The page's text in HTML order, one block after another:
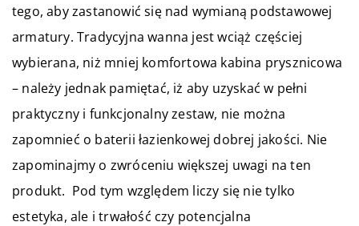
tego, aby zastanowić się nad wymianą podstawowej
armatury. Tradycyjna wanna jest wciąż częściej
wybierana, niż mniej komfortowa kabina prysznicowa
– należy jednak pamiętać, iż aby uzyskać w pełni
praktyczny i funkcjonalny zestaw, nie można
zapomnieć o baterii łazienkowej dobrej jakości. Nie
zapominajmy o zwróceniu większej uwagi na ten
produkt. Pod tym względem liczy się nie tylko
estetyka, ale i trwałość czy potencjalna